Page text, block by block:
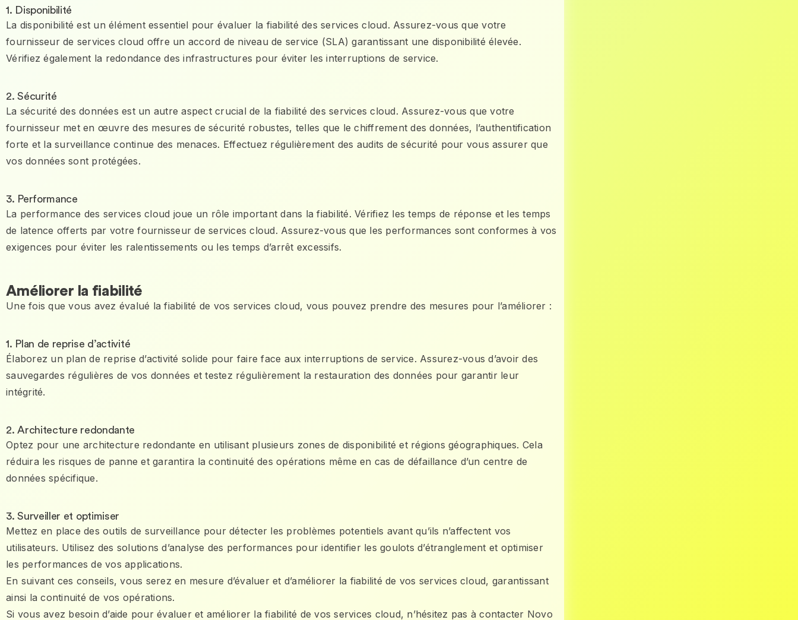
1. Disponibilité
La disponibilité est un élément essentiel pour évaluer la fiabilité des services cloud. Assurez-vous que votre
fournisseur de services cloud offre un accord de niveau de service (SLA) garantissant une disponibilité élevée.
Vérifiez également la redondance des infrastructures pour éviter les interruptions de service.
2. Sécurité
La sécurité des données est un autre aspect crucial de la fiabilité des services cloud. Assurez-vous que votre
fournisseur met en œuvre des mesures de sécurité robustes, telles que le chiffrement des données, l’authentification
forte et la surveillance continue des menaces. Effectuez régulièrement des audits de sécurité pour vous assurer que
vos données sont protégées.
3. Performance
La performance des services cloud joue un rôle important dans la fiabilité. Vérifiez les temps de réponse et les temps
de latence offerts par votre fournisseur de services cloud. Assurez-vous que les performances sont conformes à vos
exigences pour éviter les ralentissements ou les temps d’arrêt excessifs.
Améliorer la fiabilité
Une fois que vous avez évalué la fiabilité de vos services cloud, vous pouvez prendre des mesures pour l’améliorer :
1. Plan de reprise d’activité
Élaborez un plan de reprise d’activité solide pour faire face aux interruptions de service. Assurez-vous d’avoir des
sauvegardes régulières de vos données et testez régulièrement la restauration des données pour garantir leur
intégrité.
2. Architecture redondante
Optez pour une architecture redondante en utilisant plusieurs zones de disponibilité et régions géographiques. Cela
réduira les risques de panne et garantira la continuité des opérations même en cas de défaillance d’un centre de
données spécifique.
3. Surveiller et optimiser
Mettez en place des outils de surveillance pour détecter les problèmes potentiels avant qu’ils n’affectent vos
utilisateurs. Utilisez des solutions d’analyse des performances pour identifier les goulots d’étranglement et optimiser
les performances de vos applications.
En suivant ces conseils, vous serez en mesure d’évaluer et d’améliorer la fiabilité de vos services cloud, garantissant
ainsi la continuité de vos opérations.
Si vous avez besoin d’aide pour évaluer et améliorer la fiabilité de vos services cloud, n’hésitez pas à contacter Novo